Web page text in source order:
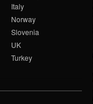
Italy
Norway
Slovenia
UK
Turkey